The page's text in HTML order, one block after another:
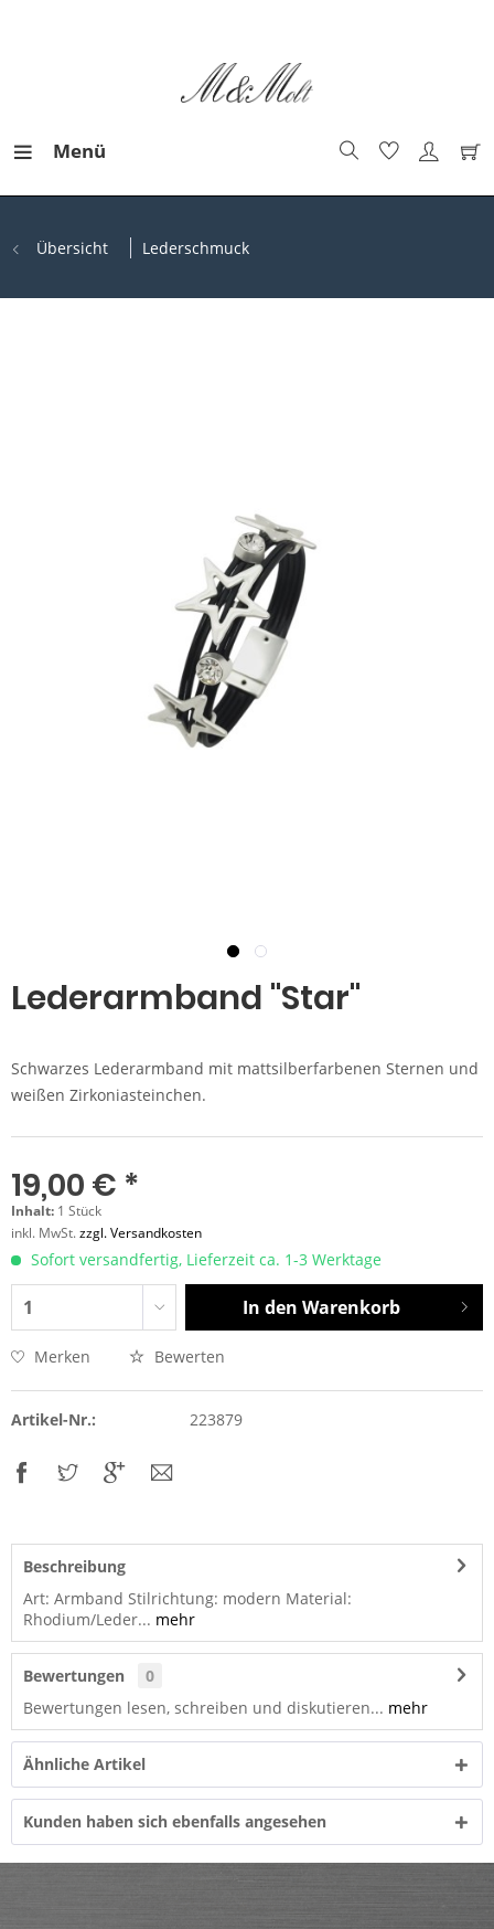
Menü
Übersicht Lederschmuck
Lederarmband "Star"
Schwarzes Lederarmband mit mattsilberfarbenen Sternen und
weißen Zirkoniasteinchen.
19,00 € *
Inhalt: 1 Stück
inkl. MwSt.zzgl. Versandkosten
Sofort versandfertig, Lieferzeit ca. 1-3 Werktage
In den Warenkorb
Merken Bewerten
Artikel-Nr.: 223879
Beschreibung
Art: Armband Stilrichtung: modern Material:
Rhodium/Leder... mehr
Bewertungen
0
Bewertungen lesen, schreiben und diskutieren... mehr
Ähnliche Artikel
Kunden haben sich ebenfalls angesehen